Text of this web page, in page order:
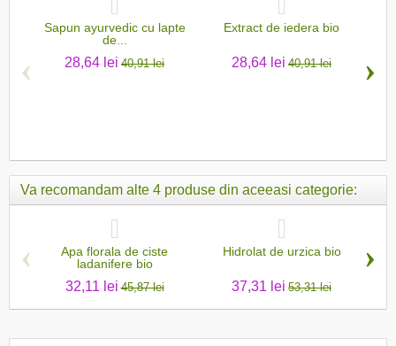
Sapun ayurvedic cu lapte
de...
28,64 lei 40,91 lei
Extract de iedera bio
28,64 lei 40,91 lei
‹ ›
Va recomandam alte 4 produse din aceeasi categorie:
Apa florala de ciste
ladanifere bio
32,11 lei 45,87 lei
Hidrolat de urzica bio
37,31 lei 53,31 lei
‹ ›